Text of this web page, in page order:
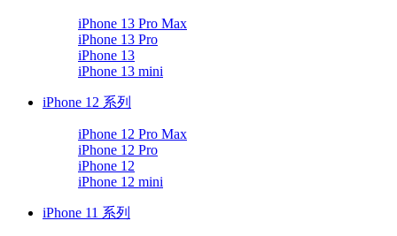
iPhone 13 Pro Max
iPhone 13 Pro
iPhone 13
iPhone 13 mini
iPhone 12 系列
iPhone 12 Pro Max
iPhone 12 Pro
iPhone 12
iPhone 12 mini
iPhone 11 系列